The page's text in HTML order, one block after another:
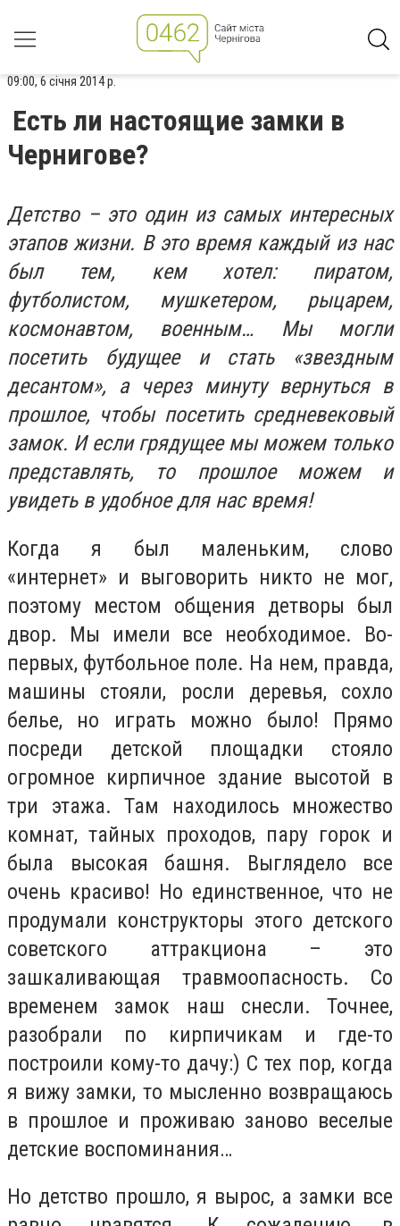
09:00, 6 січня 2014 р.
Есть ли настоящие замки в
Чернигове?
Детство – это один из самых интересных
этапов жизни. В это время каждый из нас
был тем, кем хотел: пиратом,
футболистом, мушкетером, рыцарем,
космонавтом, военным… Мы могли
посетить будущее и стать «звездным
десантом», а через минуту вернуться в
прошлое, чтобы посетить средневековый
замок. И если грядущее мы можем только
представлять, то прошлое можем и
увидеть в удобное для нас время!
Когда я был маленьким, слово
«интернет» и выговорить никто не мог,
поэтому местом общения детворы был
двор. Мы имели все необходимое. Во-
первых, футбольное поле. На нем, правда,
машины стояли, росли деревья, сохло
белье, но играть можно было! Прямо
посреди детской площадки стояло
огромное кирпичное здание высотой в
три этажа. Там находилось множество
комнат, тайных проходов, пару горок и
была высокая башня. Выглядело все
очень красиво! Но единственное, что не
продумали конструкторы этого детского
советского аттракциона – это
зашкаливающая травмоопасность. Со
временем замок наш снесли. Точнее,
разобрали по кирпичикам и где-то
построили кому-то дачу:) С тех пор, когда
я вижу замки, то мысленно возвращаюсь
в прошлое и проживаю заново веселые
детские воспоминания…
Но детство прошло, я вырос, а замки все